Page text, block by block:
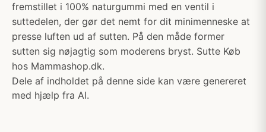
fremstillet i 100% naturgummi med en ventil i
suttedelen, der gør det nemt for dit minimenneske at
presse luften ud af sutten. På den måde former
sutten sig nøjagtig som moderens bryst. Sutte Køb
hos Mammashop.dk.
Dele af indholdet på denne side kan være genereret
med hjælp fra AI.